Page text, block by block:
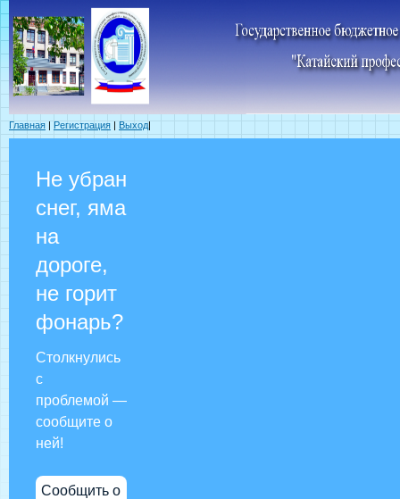
Главная | Регистрация | Выход|
Не убран
снег, яма
на
дороге,
не горит
фонарь?
Столкнулись
с
проблемой —
сообщите о
ней!
Сообщить о